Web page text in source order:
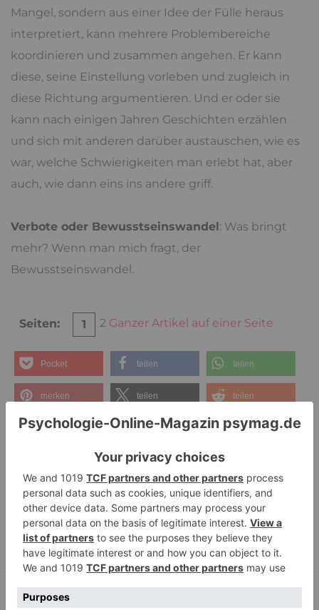
Mangel, sondern aus einer Idee der Fülle heraus
interpretiert, kann mehrere Problembereiche
koordinieren und zusammen angehen. Er kann
diese, seine Einstellung vorleben und zugleich in
diese Richtung argumentieren. Und er oder sie
kann nach einigen Jahren Geschichten erzählen
und sich mit anderen darüber austauschen, wie es
war, welche Schwierigkeiten man erlebt hat, aber
auch, wie dann eins ins andere griff.
Verbote oder Bewusstseinswandel : Was bringt
mehr? Wenn man mich fragt, der
Bewusstseinswandel.
Seiten: 1 2 Ganzer Artikel auf einer Seite
Pocket teilen teilen
merken teilen teilen
teilen E-Mail RSS-feed
Schlagwörter: